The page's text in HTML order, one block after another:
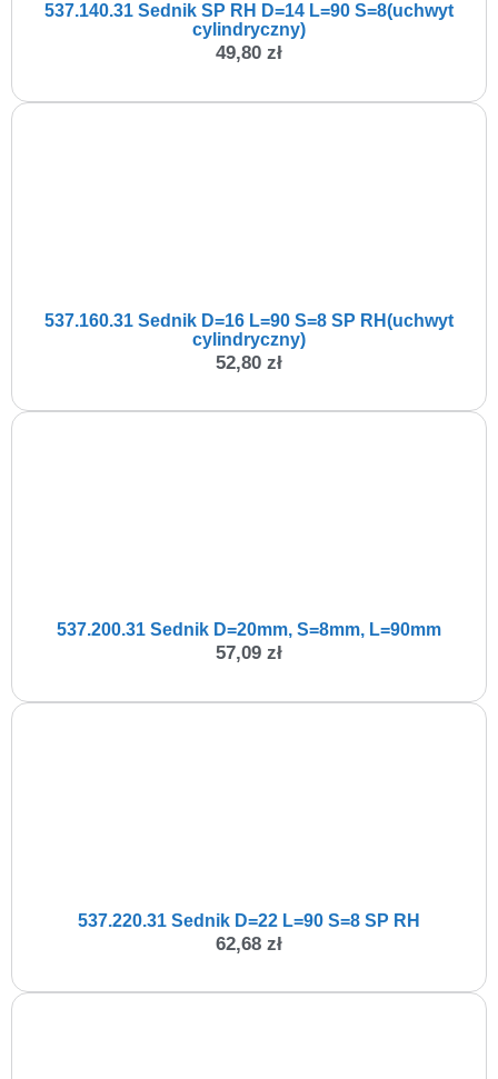
537.140.31 Sednik SP RH D=14 L=90 S=8(uchwyt
cylindryczny)
49,80 zł
537.160.31 Sednik D=16 L=90 S=8 SP RH(uchwyt
cylindryczny)
52,80 zł
537.200.31 Sednik D=20mm, S=8mm, L=90mm
57,09 zł
537.220.31 Sednik D=22 L=90 S=8 SP RH
62,68 zł